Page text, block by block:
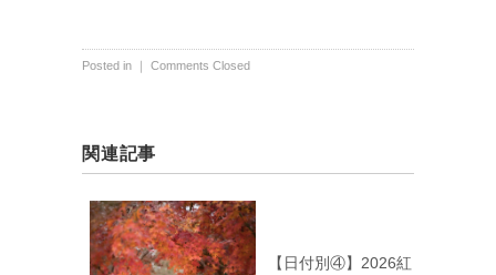
Posted in ｜ Comments Closed
関連記事
【日付別④】2026紅